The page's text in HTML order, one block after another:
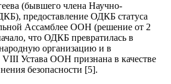
(бывшего члена Научно-
предоставление ОДКБ статуса
Ассамблее ООН (решение от 2
что ОДКБ превратилась в
организацию и в
VIII Устава ООН признана в качестве
безопасности [5].